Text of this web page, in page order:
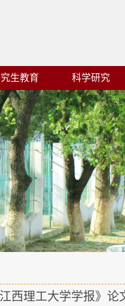
生教育 科学研究
江西理工大学学报》